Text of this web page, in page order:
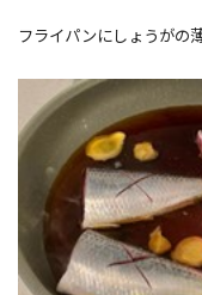
フライパンにしょうがの